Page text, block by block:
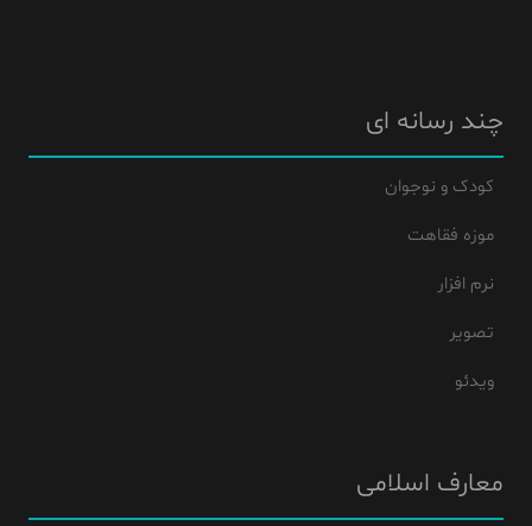
چند رسانه ای
کودک و نوجوان
موزه فقاهت
نرم افزار
تصویر
ویدئو
معارف اسلامی